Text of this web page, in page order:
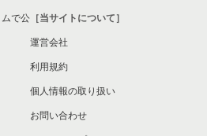
で公 ［当サイトについて］
運営会社
利用規約
個人情報の取り扱い
お問い合わせ